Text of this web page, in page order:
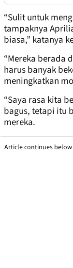
“Sulit untuk
tampaknya
biasa,” katanya
“Mereka berada
harus banyak
meningkatkan
“Saya rasa kita
bagus, tetapi itu
mereka.
Article continues below